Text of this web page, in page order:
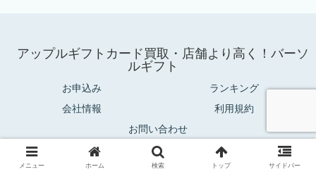
アップルギフトカード買取・店舗より高く！バーソ
ルギフト
お申込み
ランキング
会社情報
利用規約
お問い合わせ
© 2025 アップルギフトカード買取・店舗より高く！バーソルギフト.
メニュー ホーム 検索 トップ サイドバー